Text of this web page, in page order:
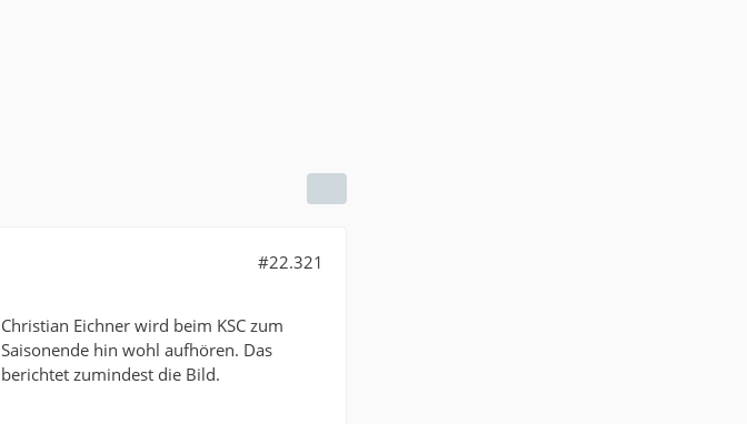
#22.321
Christian Eichner wird beim KSC zum
Saisonende hin wohl aufhören. Das
berichtet zumindest die Bild.